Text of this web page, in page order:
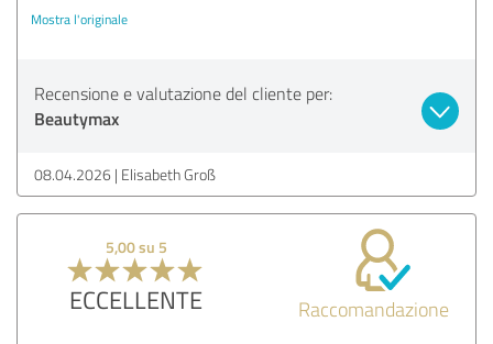
Mostra l'originale
Recensione e valutazione del cliente per:
Beautymax
08.04.2026 Elisabeth Groß
5,00 su 5
ECCELLENTE Raccomandazione